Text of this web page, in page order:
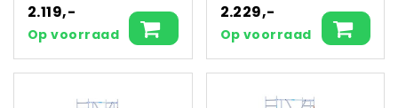
2.119,-
Op voorraad
2.229,-
Op voorraad